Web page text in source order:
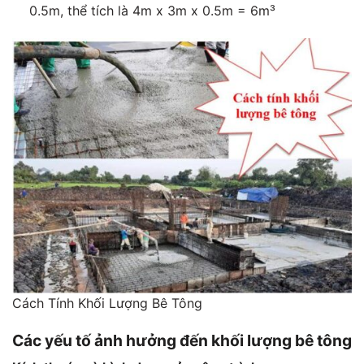
0.5m, thể tích là 4m x 3m x 0.5m = 6m³
Cách Tính Khối Lượng Bê Tông
Các yếu tố ảnh hưởng đến khối lượng bê tông